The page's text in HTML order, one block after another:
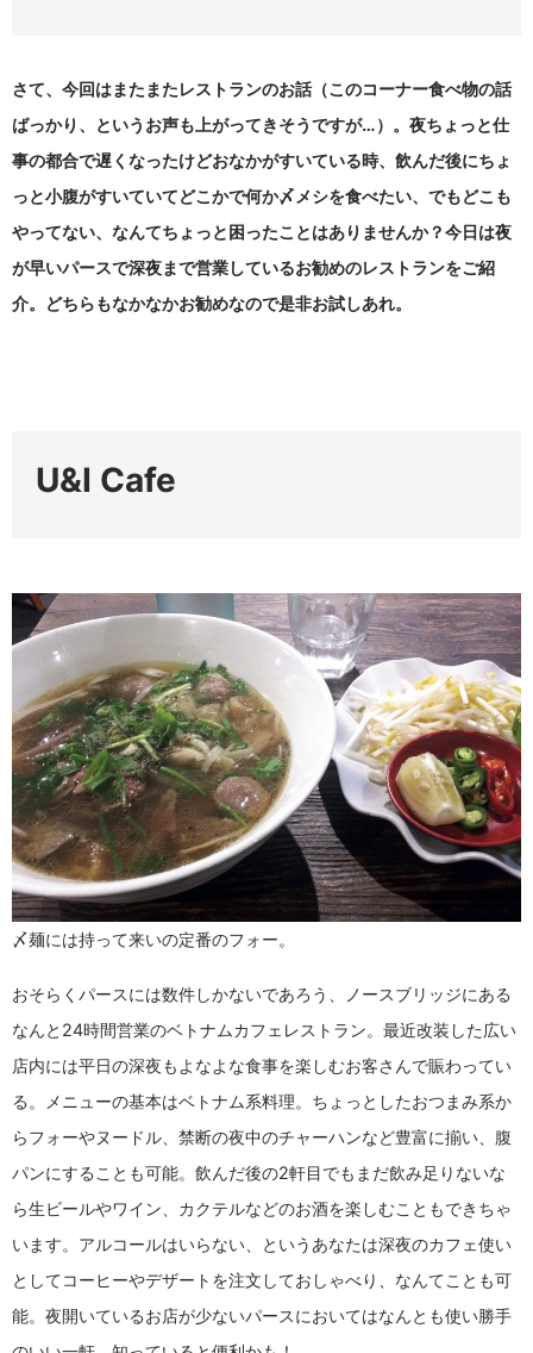
さて、今回はまたまたレストランのお話（このコーナー食べ物の話
ばっかり、というお声も上がってきそうですが…）。夜ちょっと仕
事の都合で遅くなったけどおなかがすいている時、飲んだ後にちょ
っと小腹がすいていてどこかで何か〆メシを食べたい、でもどこも
やってない、なんてちょっと困ったことはありませんか？今日は夜
が早いパースで深夜まで営業しているお勧めのレストランをご紹
介。どちらもなかなかお勧めなので是非お試しあれ。
U&I Cafe
〆麺には持って来いの定番のフォー。
おそらくパースには数件しかないであろう、ノースブリッジにある
なんと24時間営業のベトナムカフェレストラン。最近改装した広い
店内には平日の深夜もよなよな食事を楽しむお客さんで賑わってい
る。メニューの基本はベトナム系料理。ちょっとしたおつまみ系か
らフォーやヌードル、禁断の夜中のチャーハンなど豊富に揃い、腹
パンにすることも可能。飲んだ後の2軒目でもまだ飲み足りないな
ら生ビールやワイン、カクテルなどのお酒を楽しむこともできちゃ
います。アルコールはいらない、というあなたは深夜のカフェ使い
としてコーヒーやデザートを注文しておしゃべり、なんてことも可
能。夜開いているお店が少ないパースにおいてはなんとも使い勝手